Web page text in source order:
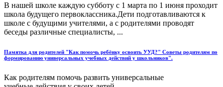
В нашей школе каждую субботу с 1 марта по 1 июня проходит
школа будущего первоклассника.Дети подготавливаются к
школе с будущими учителями, а с родителями проводят
беседы различные специалисты, ...
Памятка для родителей "Как помочь ребёнку освоить УУД?" Советы родителям по
формированию универсальных учебных действий у школьников".
Как родителям помочь развить универсальные